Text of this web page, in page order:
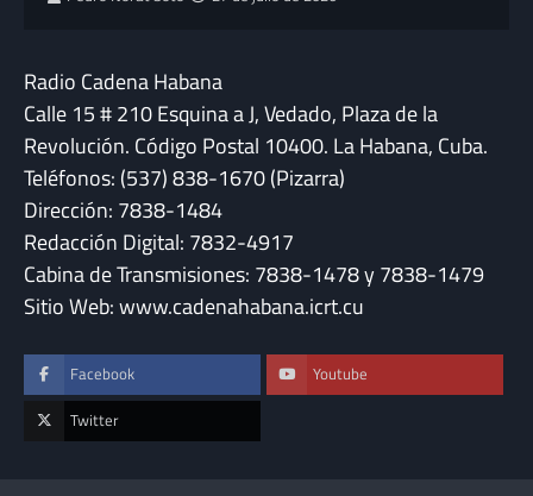
Radio Cadena Habana
Calle 15 # 210 Esquina a J, Vedado, Plaza de la
Revolución. Código Postal 10400. La Habana, Cuba.
Teléfonos: (537) 838-1670 (Pizarra)
Dirección: 7838-1484
Redacción Digital: 7832-4917
Cabina de Transmisiones: 7838-1478 y 7838-1479
Sitio Web: www.cadenahabana.icrt.cu
Facebook Youtube
Twitter